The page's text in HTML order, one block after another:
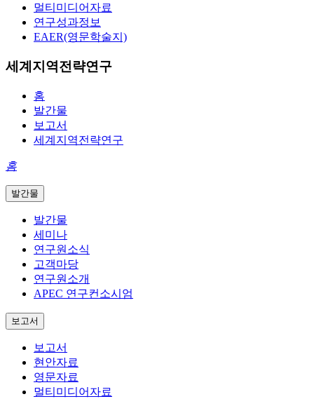
멀티미디어자료
연구성과정보
EAER(영문학술지)
세계지역전략연구
홈
발간물
보고서
세계지역전략연구
홈
발간물
발간물
세미나
연구원소식
고객마당
연구원소개
APEC 연구컨소시엄
보고서
보고서
현안자료
영문자료
멀티미디어자료